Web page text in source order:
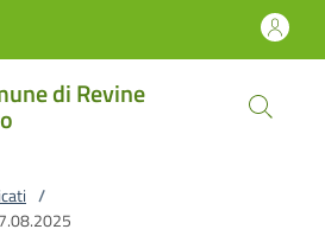
di Revine
/